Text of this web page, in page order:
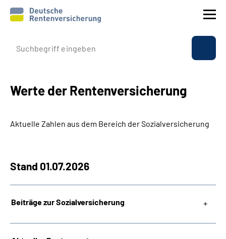
Εταιρικό προφίλ
Παροχές
Υπηρεσία
Language
Werte der Rentenversicherung
Aktuelle Zahlen aus dem Bereich der Sozialversicherung
Stand 01.07.2026
Beiträge zur Sozialversicherung